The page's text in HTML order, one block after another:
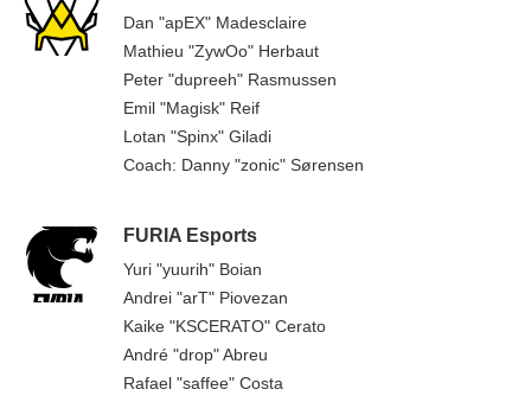
Dan "apEX" Madesclaire
Mathieu "ZywOo" Herbaut
Peter "dupreeh" Rasmussen
Emil "Magisk" Reif
Lotan "Spinx" Giladi
Coach: Danny "zonic" Sørensen
FURIA Esports
Yuri "yuurih" Boian
Andrei "arT" Piovezan
Kaike "KSCERATO" Cerato
André "drop" Abreu
Rafael "saffee" Costa